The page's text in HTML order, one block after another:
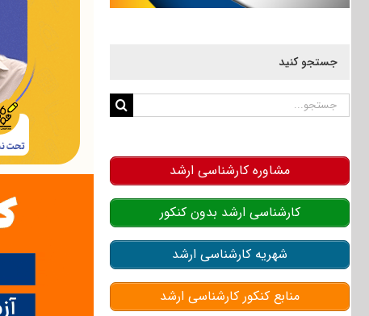
جستجو کنید
جستجو
مشاوره کارشناسی ارشد
کارشناسی ارشد بدون کنکور
شهریه کارشناسی ارشد
منابع کنکور کارشناسی ارشد